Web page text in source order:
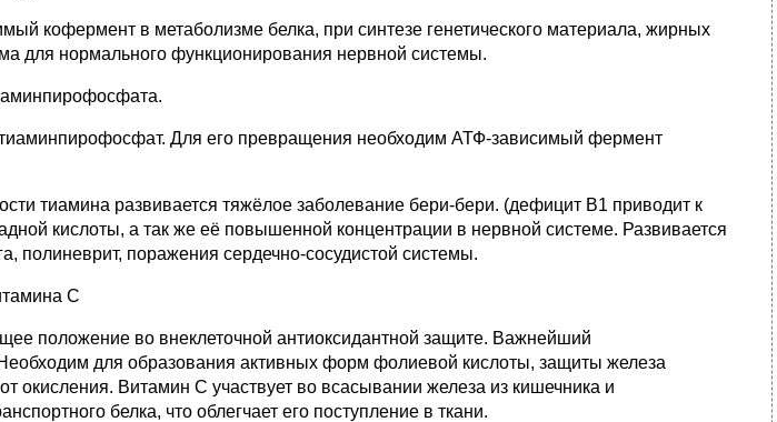
кофермент в метаболизме белка, при синтезе генетического материала, жирных
для нормального функционирования нервной системы.
Для его превращения необходим АТФ-зависимый фермент
тиамина развивается тяжёлое заболевание бери-бери. (дефицит В1 приводит к
кислоты, а так же её повышенной концентрации в нервной системе. Развивается
полиневрит, поражения сердечно-сосудистой системы.
С
положение во внеклеточной антиоксидантной защите. Важнейший
Необходим для образования активных форм фолиевой кислоты, защиты железа
окисления. Витамин С участвует во всасывании железа из кишечника и
белка, что облегчает его поступление в ткани.